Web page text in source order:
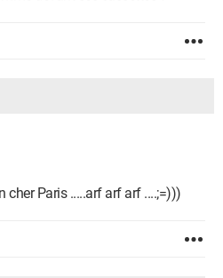
Paris .....arf arf arf ....;=)))